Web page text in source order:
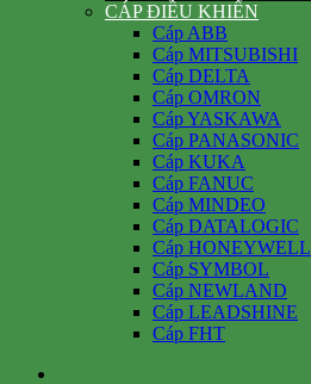
CÁP ĐIỀU KHIỂN
Cáp ABB
Cáp MITSUBISHI
Cáp DELTA
Cáp OMRON
Cáp YASKAWA
Cáp PANASONIC
Cáp KUKA
Cáp FANUC
Cáp MINDEO
Cáp DATALOGIC
Cáp HONEYWELL
Cáp SYMBOL
Cáp NEWLAND
Cáp LEADSHINE
Cáp FHT